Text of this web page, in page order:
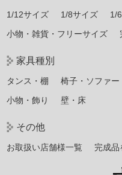
1/12サイズ 1/8サイズ
1/
小物・雑貨・フリーサイズ
家具種別
タンス・棚 椅子・ソファー
小物・飾り
壁・床
その他
お取扱い店舗様一覧 完成品